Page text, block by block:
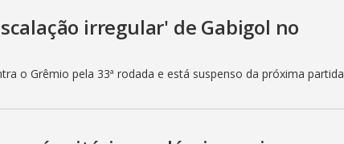
irregular' de Gabigol no
o Grêmio pela 33ª rodada e está suspenso da próxima partida